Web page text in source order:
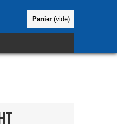
Panier (vide)